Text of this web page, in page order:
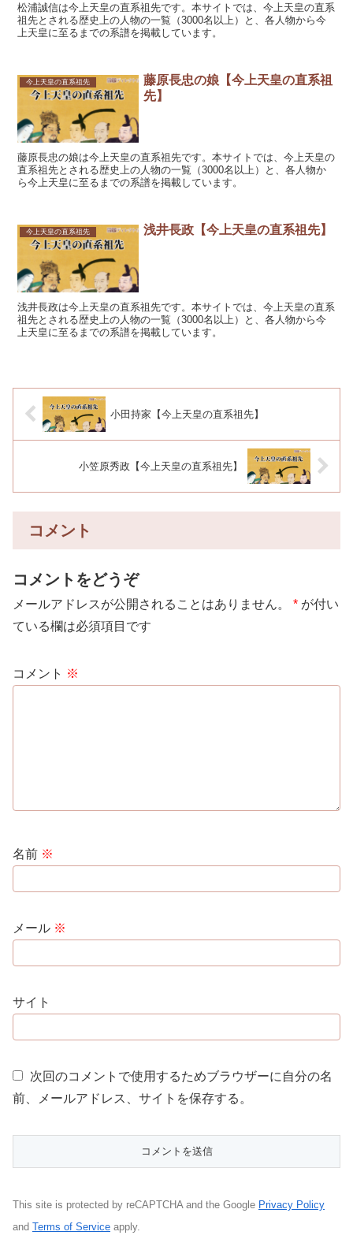
松浦誠信は今上天皇の直系祖先です。本サイトでは、今上天皇の直系
祖先とされる歴史上の人物の一覧（3000名以上）と、各人物から今
上天皇に至るまでの系譜を掲載しています。
今上天皇の直系祖先
藤原長忠の娘【今上天皇の直系祖
先】
藤原長忠の娘は今上天皇の直系祖先です。本サイトでは、今上天皇の
直系祖先とされる歴史上の人物の一覧（3000名以上）と、各人物か
ら今上天皇に至るまでの系譜を掲載しています。
今上天皇の直系祖先 浅井長政【今上天皇の直系祖先】
浅井長政は今上天皇の直系祖先です。本サイトでは、今上天皇の直系
祖先とされる歴史上の人物の一覧（3000名以上）と、各人物から今
上天皇に至るまでの系譜を掲載しています。
小田持家【今上天皇の直系祖先】
小笠原秀政【今上天皇の直系祖先】
コメント
コメントをどうぞ
メールアドレスが公開されることはありません。 * が付い
ている欄は必須項目です
コメント ※
名前 ※
メール ※
サイト
次回のコメントで使用するためブラウザーに自分の名
前、メールアドレス、サイトを保存する。
This site is protected by reCAPTCHA and the Google Privacy Policy
and Terms of Service apply.